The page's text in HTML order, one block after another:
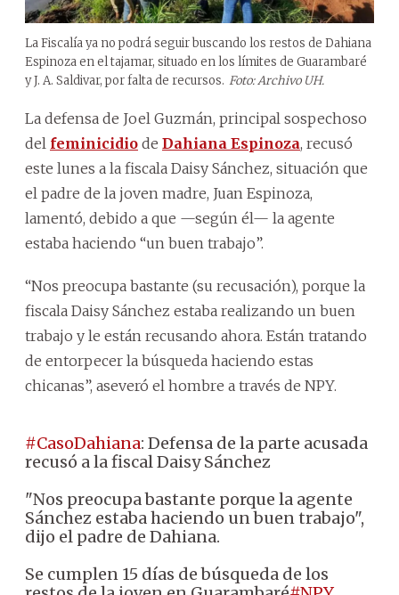
La Fiscalía ya no podrá seguir buscando los restos de Dahiana
Espinoza en el tajamar, situado en los límites de Guarambaré
y J. A. Saldivar, por falta de recursos. Foto: Archivo UH.
La defensa de Joel Guzmán, principal sospechoso
del feminicidio de Dahiana Espinoza, recusó
este lunes a la fiscala Daisy Sánchez, situación que
el padre de la joven madre, Juan Espinoza,
lamentó, debido a que —según él— la agente
estaba haciendo “un buen trabajo”.
“Nos preocupa bastante (su recusación), porque la
fiscala Daisy Sánchez estaba realizando un buen
trabajo y le están recusando ahora. Están tratando
de entorpecer la búsqueda haciendo estas
chicanas”, aseveró el hombre a través de NPY.
#CasoDahiana: Defensa de la parte acusada
recusó a la fiscal Daisy Sánchez
"Nos preocupa bastante porque la agente
Sánchez estaba haciendo un buen trabajo",
dijo el padre de Dahiana.
Se cumplen 15 días de búsqueda de los